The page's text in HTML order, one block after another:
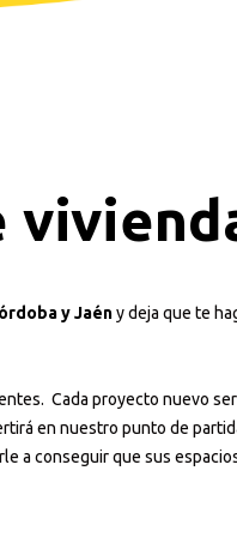
yJaény deja que te
Cada proyecto nuevo
en nuestro punto de
a conseguir que sus